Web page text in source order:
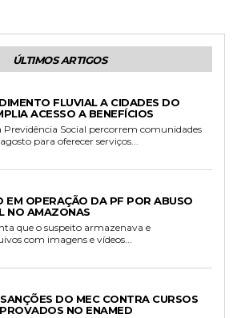
ÚLTIMOS ARTIGOS
FLUVIAL A CIDADES DO
ACESSO A BENEFÍCIOS
Previdência Social percorrem comunidades
para oferecer serviços...
EM OPERAÇÃO DA PF POR ABUSO
NO AMAZONAS
que o suspeito armazenava e
com imagens e vídeos...
DO MEC CONTRA CURSOS
NO ENAMED